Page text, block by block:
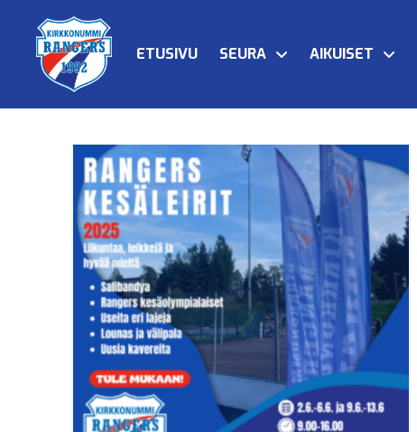
ETUSIVU SEURA AIKUISET